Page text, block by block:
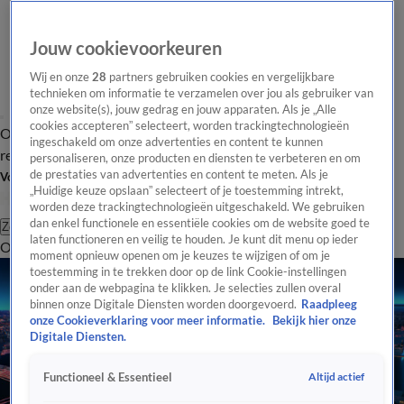
Overzicht Laatste nieuws Regionieuws Het beste van Hart
Tip de
redactie
Volg Hart van Nederland
Zoeken
OverzichtRegioUitzendingenWeerTip de redactiePanelVideo's
Jouw cookievoorkeuren
Wij en onze28 partners gebruiken cookies en vergelijkbare
technieken om informatie te verzamelen over jou als gebruiker van
onze website(s), jouw gedrag en jouw apparaten. Als je „Alle
cookies accepteren” selecteert, worden trackingtechnologieën
ingeschakeld om onze advertenties en content te kunnen
personaliseren, onze producten en diensten te verbeteren en om
de prestaties van advertenties en content te meten. Als je
„Huidige keuze opslaan” selecteert of je toestemming intrekt,
worden deze trackingtechnologieën uitgeschakeld. We gebruiken
dan enkel functionele en essentiële cookies om de website goed te
laten functioneren en veilig te houden. Je kunt dit menu op ieder
moment opnieuw openen om je keuzes te wijzigen of om je
toestemming in te trekken door op de link Cookie-instellingen
onder aan de webpagina te klikken. Je selecties zullen overal
binnen onze Digitale Diensten worden doorgevoerd. Raadpleeg
onze Cookieverklaring voor meer informatie.
Bekijk hier onze
Digitale Diensten.
Functioneel & Essentieel Altijd actief